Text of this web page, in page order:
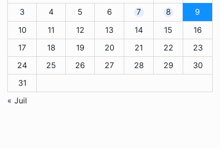
3
4 5 6 7 8
9
10
11 12 13 14 15
16
17
18 19 20 21 22
23
24
25 26 27 28 29
30
31
« Juil